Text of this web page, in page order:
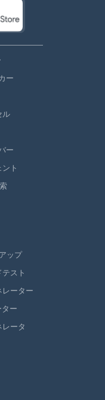
ー
ル
ー
ト
ップ
スト
レーター
ー
ータ